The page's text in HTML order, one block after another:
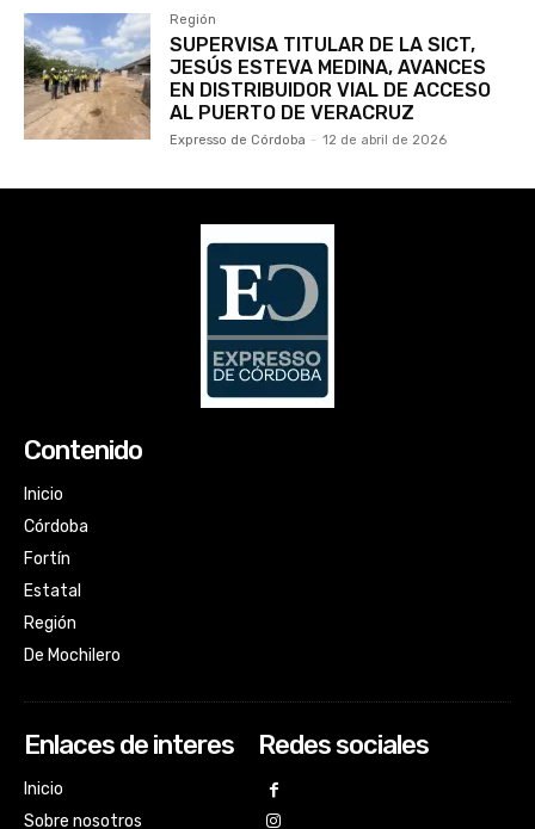
Región
SUPERVISA TITULAR DE LA SICT,
JESÚS ESTEVA MEDINA, AVANCES
EN DISTRIBUIDOR VIAL DE ACCESO
AL PUERTO DE VERACRUZ
Expresso de Córdoba - 12 de abril de 2026
Contenido
Inicio
Córdoba
Fortín
Estatal
Región
De Mochilero
Enlaces de interes
Inicio
Sobre nosotros
Redes sociales